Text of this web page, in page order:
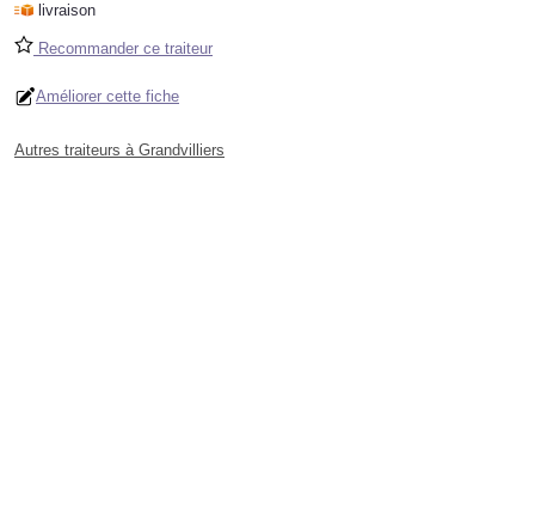
livraison
Recommander ce traiteur
Améliorer cette fiche
Autres traiteurs à Grandvilliers